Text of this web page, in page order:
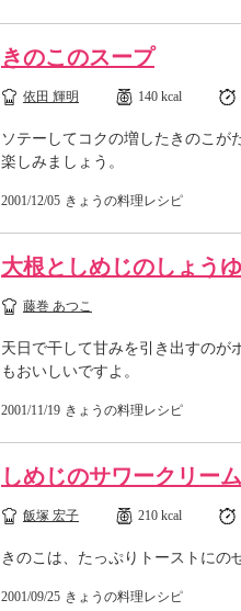
きのこのスープ
依田 輝明 140 kcal
ソテーしてコクの増したきのこが
楽しみましょう。
2001/12/05 きょうの料理レシピ
大根としめじのしょう
藤巻 あつこ
天日で干して甘みを引き出すのが
もおいしいですよ。
2001/11/19 きょうの料理レシピ
しめじのサワークリー
飯塚 宏子 210 kcal
きのこは、たっぷりトーストにの
2001/09/25 きょうの料理レシピ